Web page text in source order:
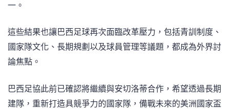
一。
這些結果也讓巴西足球再次面臨改革壓力，包括青訓制度、
國家隊文化、長期規劃以及球員管理等議題，都成為外界討
論焦點。
巴西足協此前已確認將繼續與安切洛蒂合作，希望透過長期
建隊，重新打造具競爭力的國家隊，備戰未來的美洲國家盃